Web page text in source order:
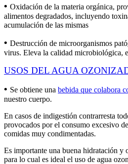
• Oxidación de la materia orgánica,
alimentos degradados, incluyendo
acumulación de las mismas
• Destrucción de microorganismos
virus. Eleva la calidad microbiológica,
USOS DEL AGUA
• Se obtiene una bebida que colabora
nuestro cuerpo.
En casos de indigestión contrarresta
provocados por el consumo excesivo
comidas muy condimentadas.
Es importante una buena hidratación y
para lo cual es ideal el uso de agua